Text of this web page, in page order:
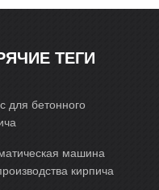
ТЕГИ
для бетонного
машина
кирпича